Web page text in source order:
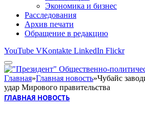
Экономика и бизнес
Расследования
Архив печати
Обращение в редакцию
YouTube VKontakte LinkedIn Flickr
Главная»Главная новость»Чубайс
удар Мирового правительства
ГЛАВНАЯ НОВОСТЬ